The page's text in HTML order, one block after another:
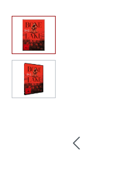
Bildergalerie überspringen